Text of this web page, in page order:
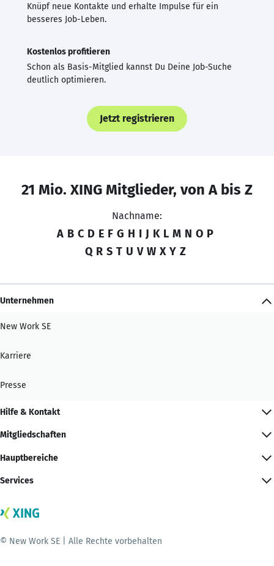
Knüpf neue Kontakte und erhalte Impulse für ein
besseres Job-Leben.
Kostenlos profitieren
Schon als Basis-Mitglied kannst Du Deine Job-Suche
deutlich optimieren.
Jetzt registrieren
21 Mio. XING Mitglieder, von A bis Z
Nachname:
A B C D E F G H I J K L M N O P
Q R S T U V W X Y Z
Unternehmen
New Work SE
Karriere
Presse
Hilfe & Kontakt
Mitgliedschaften
Hauptbereiche
Services
© New Work SE | Alle Rechte vorbehalten